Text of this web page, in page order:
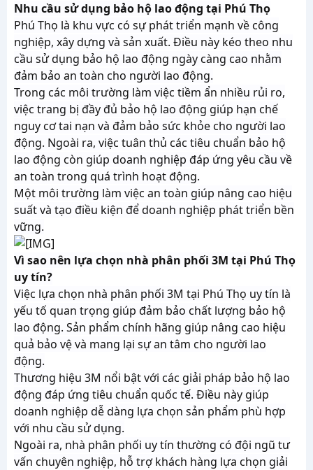
Nhu cầu sử dụng bảo hộ lao động tại Phú Thọ
Phú Thọ là khu vực có sự phát triển mạnh về công
nghiệp, xây dựng và sản xuất. Điều này kéo theo nhu
cầu sử dụng bảo hộ lao động ngày càng cao nhằm
đảm bảo an toàn cho người lao động.
Trong các môi trường làm việc tiềm ẩn nhiều rủi ro,
việc trang bị đầy đủ bảo hộ lao động giúp hạn chế
nguy cơ tai nạn và đảm bảo sức khỏe cho người lao
động. Ngoài ra, việc tuân thủ các tiêu chuẩn bảo hộ
lao động còn giúp doanh nghiệp đáp ứng yêu cầu về
an toàn trong quá trình hoạt động.
Một môi trường làm việc an toàn giúp nâng cao hiệu
suất và tạo điều kiện để doanh nghiệp phát triển bền
vững.
Vì sao nên lựa chọn nhà phân phối 3M tại Phú Thọ
uy tín?
Việc lựa chọn nhà phân phối 3M tại Phú Thọ uy tín là
yếu tố quan trọng giúp đảm bảo chất lượng bảo hộ
lao động. Sản phẩm chính hãng giúp nâng cao hiệu
quả bảo vệ và mang lại sự an tâm cho người lao
động.
Thương hiệu 3M nổi bật với các giải pháp bảo hộ lao
động đáp ứng tiêu chuẩn quốc tế. Điều này giúp
doanh nghiệp dễ dàng lựa chọn sản phẩm phù hợp
với nhu cầu sử dụng.
Ngoài ra, nhà phân phối uy tín thường có đội ngũ tư
vấn chuyên nghiệp, hỗ trợ khách hàng lựa chọn giải